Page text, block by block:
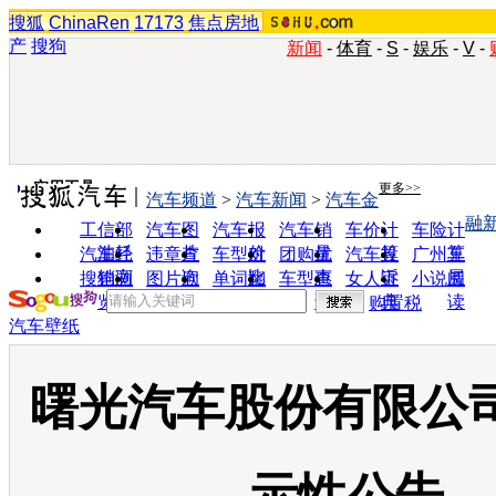
搜狐 ChinaRen 17173 焦点房地
产 搜狗 新闻 - 体育 - S - 娱乐 - V -
实用工具 更多>>
工信部
油耗
汽车图
片
汽车报
价
汽车销
量
车价计
算
车险计
算
汽车经
销商
违章查
询
车型对
比
团购优
惠
汽车投
诉
广州车
展
搜狗浏
览器
图片欣
赏
单词翻
车型查
询
女人宝
典
小说阅
读
汽车频道 > 汽车新闻 > 汽车金
融
购置税
汽车壁纸
曙光汽车股份有限公